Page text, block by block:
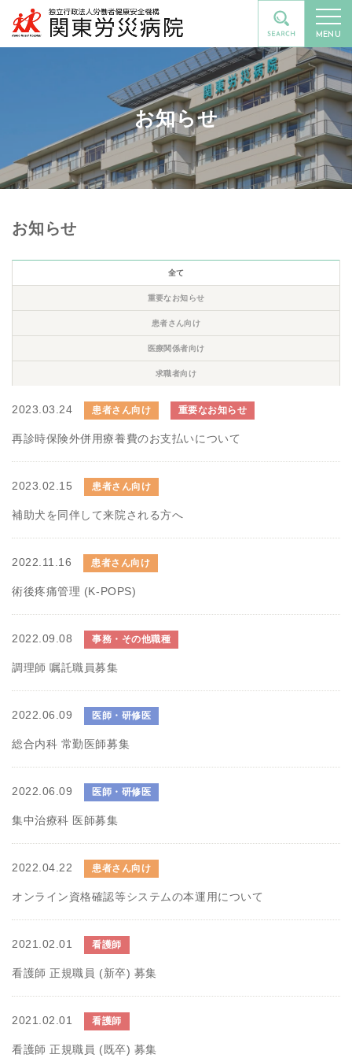
MENU
お知らせ
お知らせ
全て
重要なお知らせ
患者さん向け
医療関係者向け
求職者向け
2023.03.24 患者さん向け 重要なお知らせ
再診時保険外併用療養費のお支払いについて
2023.02.15 患者さん向け
補助犬を同伴して来院される方へ
2022.11.16 患者さん向け
術後疼痛管理 (K-POPS)
2022.09.08 事務・その他職種
調理師 嘱託職員募集
2022.06.09 医師・研修医
総合内科 常勤医師募集
2022.06.09 医師・研修医
集中治療科 医師募集
2022.04.22 患者さん向け
オンライン資格確認等システムの本運用について
2021.02.01 看護師
看護師 正規職員 (新卒) 募集
2021.02.01 看護師
看護師 正規職員 (既卒) 募集